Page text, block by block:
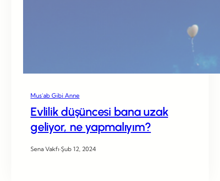
Mus’ab Gibi Anne
Evlilik düşüncesi bana uzak
geliyor, ne yapmalıyım?
Sena Vakfı·Şub 12, 2024